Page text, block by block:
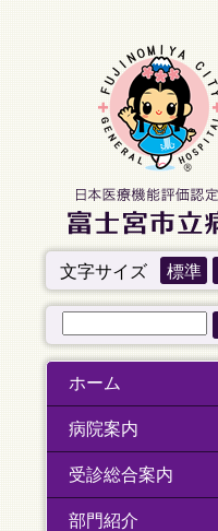
文字サイズ 標準
ホーム
病院案内
受診総合案内
部門紹介